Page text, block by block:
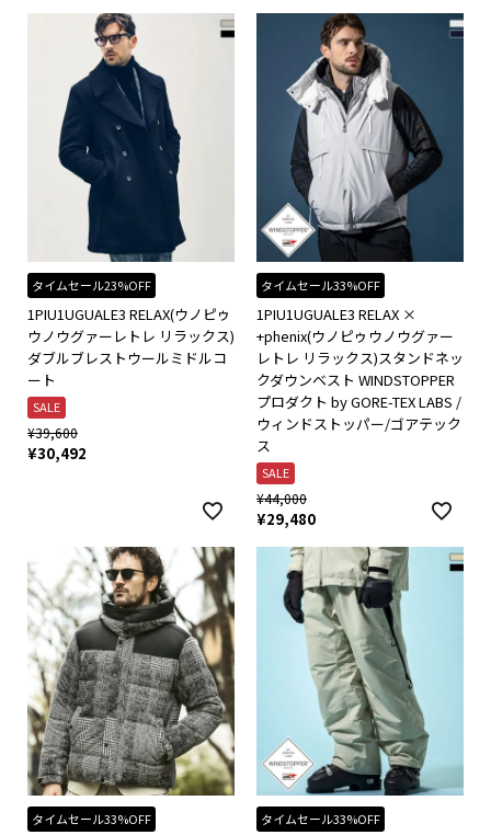
タイムセール23%OFF
1PIU1UGUALE3 RELAX(ウノピゥ
ウノウグァーレトレ リラックス)
ダブルブレストウールミドルコ
ート
SALE
¥39,600
¥30,492
タイムセール33%OFF
1PIU1UGUALE3 RELAX ×
+phenix(ウノピゥウノウグァー
レトレ リラックス)スタンドネッ
クダウンベスト WINDSTOPPER
プロダクト by GORE-TEX LABS /
ウィンドストッパー/ゴアテック
ス
SALE
¥44,000
¥29,480
タイムセール33%OFF タイムセール33%OFF